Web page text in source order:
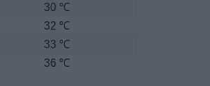
30 ℃
32 ℃
33 ℃
36 ℃